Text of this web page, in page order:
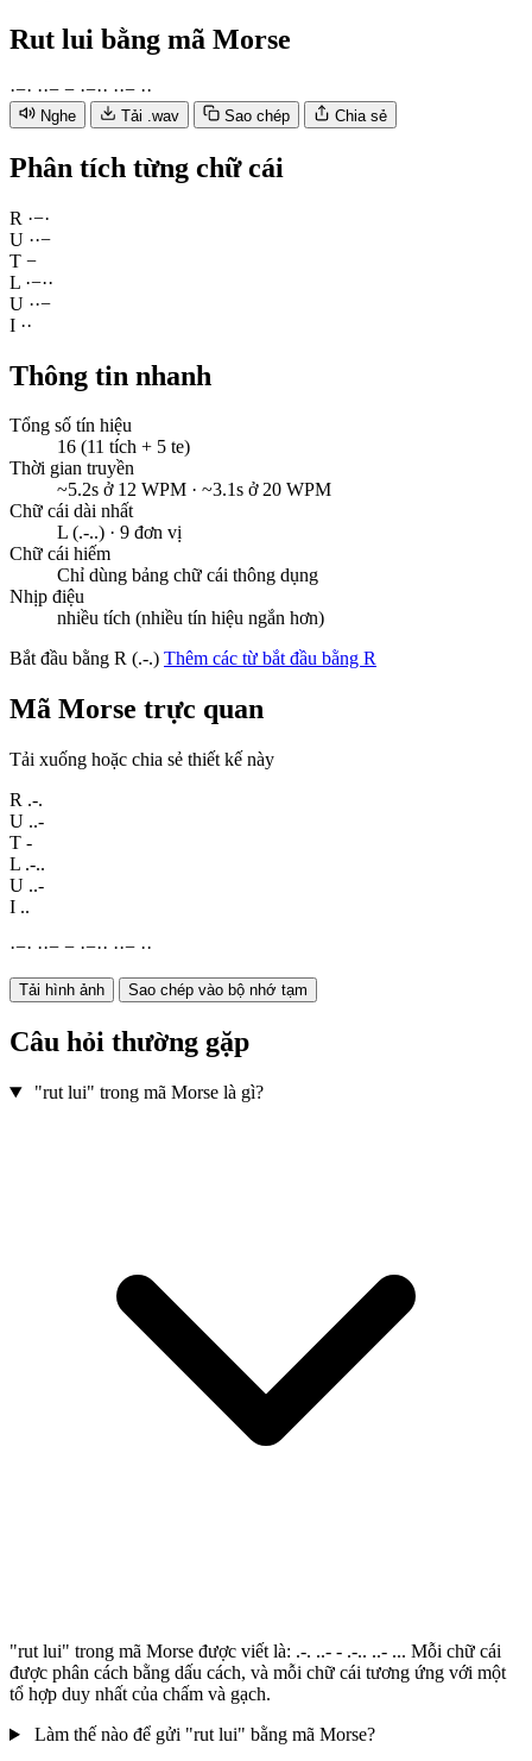
Rut lui bằng mã Morse
·−· ··− − ·−·· ··− ··
Nghe Tải .wav Sao chép Chia sẻ
Phân tích từng chữ cái
R ·−·
U ··−
T −
L ·−··
U ··−
I ··
Thông tin nhanh
Tổng số tín hiệu
16 (11 tích + 5 te)
Thời gian truyền
~5.2s ở 12 WPM · ~3.1s ở 20 WPM
Chữ cái dài nhất
L (.-..) · 9 đơn vị
Chữ cái hiếm
Chỉ dùng bảng chữ cái thông dụng
Nhịp điệu
nhiều tích (nhiều tín hiệu ngắn hơn)
Bắt đầu bằng R (.-.) Thêm các từ bắt đầu bằng R
Mã Morse trực quan
Tải xuống hoặc chia sẻ thiết kế này
R .-.
U ..-
T -
L .-..
U ..-
I ..
·−· ··− − ·−·· ··− ··
Tải hình ảnh Sao chép vào bộ nhớ tạm
Câu hỏi thường gặp
"rut lui" trong mã Morse là gì?
"rut lui" trong mã Morse được viết là: .-. ..- - .-.. ..- ... Mỗi chữ cái
được phân cách bằng dấu cách, và mỗi chữ cái tương ứng với một
tổ hợp duy nhất của chấm và gạch.
Làm thế nào để gửi "rut lui" bằng mã Morse?